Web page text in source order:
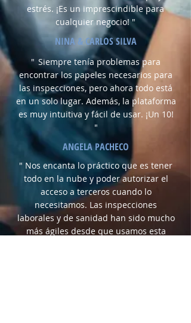
estrés. ¡Es un imprescindible para
cualquier negocio! "
NINA & CARLOS SILVA
" Siempre tenía problemas para
encontrar los papeles necesarios para
las inspecciones, pero ahora todo está
en un solo lugar. Además, la plataforma
es muy intuitiva y fácil de usar. ¡Un 10!
"
ANGELA PACHECO
" Nos encanta lo práctico que es tener
todo en la nube y poder autorizar el
acceso a terceros cuando lo
necesitamos. Las inspecciones
laborales y de sanidad han sido mucho
más ágiles desde que usamos esta